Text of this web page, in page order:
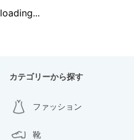
loading...
カテゴリーから探す
ファッション
靴